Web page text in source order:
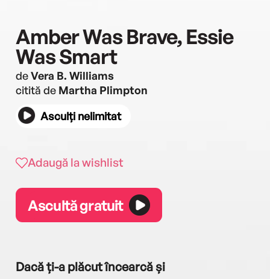
Amber Was Brave, Essie
Was Smart
deVera B. Williams
citită de Martha Plimpton
Asculți nelimitat
Adaugă la wishlist
Ascultă gratuit
Dacă ți-a plăcut încearcă și